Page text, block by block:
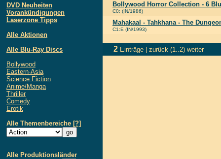
DVD Neuheiten
Vorankündigungen
Laserzone Tipps
Alle Aktionen
Alle Blu-Ray Discs
Bollywood
Eastern-Asia
Science Fiction
Anime/Manga
Thriller
Comedy
Erotik
Alle Themenbereiche [?]
Alle Produktionsländer
Bollywood Horror Collection - 6
C0: (IN/1986)
Mahakaal - Tahkhana - The
C1:E (IN/1993)
2 Einträge | zurück (1..2) weiter